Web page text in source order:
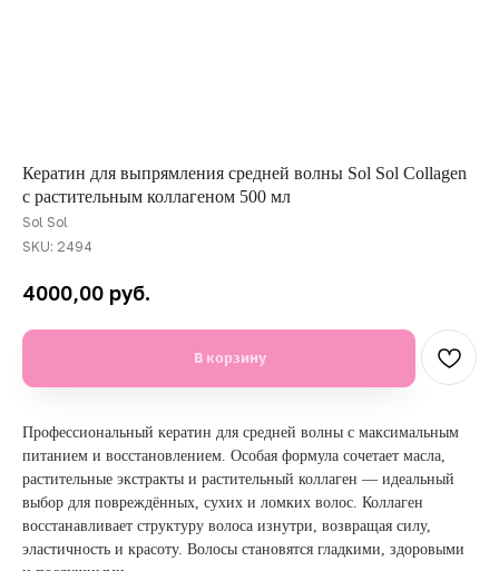
Кератин для выпрямления средней волны Sol Sol Collagen
с растительным коллагеном 500 мл
Sol Sol
SKU: 2494
4000,00 руб.
В корзину
Профессиональный кератин для средней волны с максимальным
питанием и восстановлением. Особая формула сочетает масла,
растительные экстракты и растительный коллаген — идеальный
выбор для повреждённых, сухих и ломких волос. Коллаген
восстанавливает структуру волоса изнутри, возвращая силу,
эластичность и красоту. Волосы становятся гладкими, здоровыми